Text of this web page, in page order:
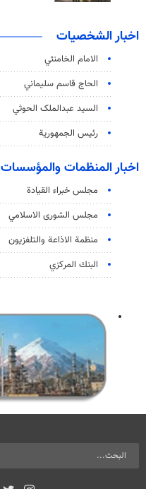
اخبار الشخصيات
الامام الخامنئي
الحاج قاسم سليماني
السید عبدالملک الحوثي
رئيس الجمهورية
اخبار المنظمات والمؤسسات
مجلس خبراء القيادة
مجلس الشورى الاسلامي
منظمة الاذاعة والتلفزیون
البنك المركزي